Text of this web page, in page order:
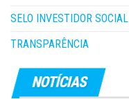
SELO INVESTIDOR SOCIAL
TRANSPARÊNCIA